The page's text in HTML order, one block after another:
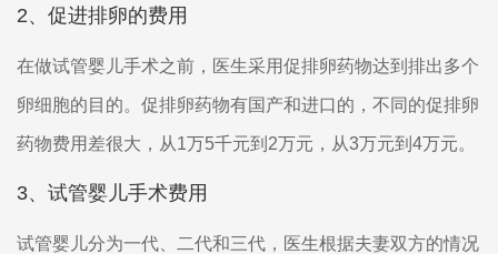
2、促进排卵的费用
在做试管婴儿手术之前，医生采用促排卵药物达到排出多个
卵细胞的目的。促排卵药物有国产和进口的，不同的促排卵
药物费用差很大，从1万5千元到2万元，从3万元到4万元。
3、试管婴儿手术费用
试管婴儿分为一代、二代和三代，医生根据夫妻双方的情况